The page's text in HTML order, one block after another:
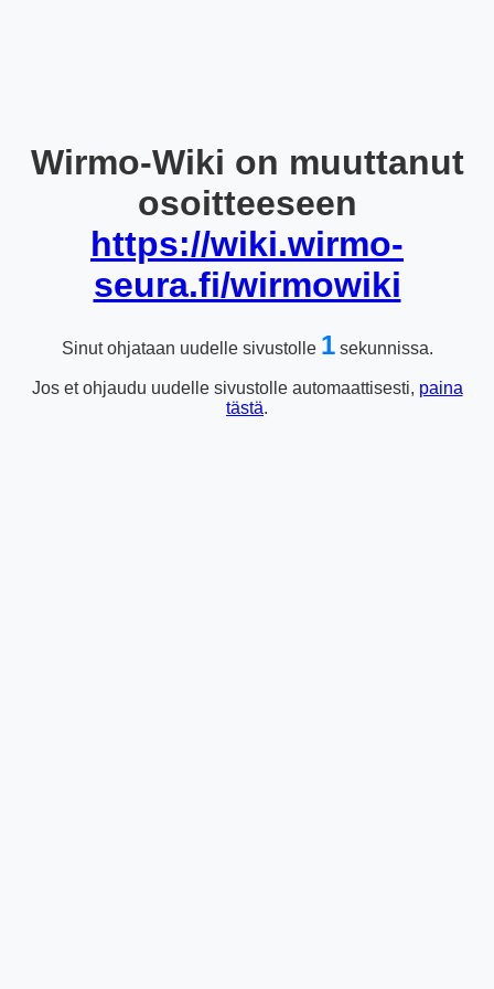
Wirmo-Wiki on muuttanut
osoitteeseen
https://wiki.wirmo-
seura.fi/wirmowiki
Sinut ohjataan uudelle sivustolle 1sekunnissa.
Jos et ohjaudu uudelle sivustolle automaattisesti, paina
tästä.